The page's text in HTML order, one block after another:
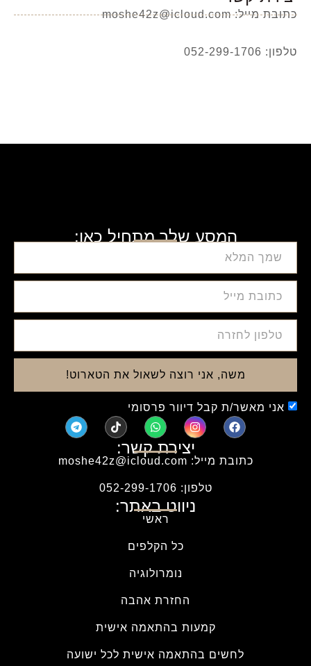
כתובת מייל: moshe42z@icloud.com
טלפון: 052-299-1706
ניווט באתר:
ראשי
כל הקלפים
נומרולוגיה
החזרת אהבה
קמעות בהתאמה אישית
לחשים בהתאמה אישית לכל ישועה
יצירת קשר:
כתובת מייל: moshe42z@icloud.com
טלפון: 052-299-1706
המסע שלך מתחיל כאן:
אני מאשר/ת קבל דיוור פרסומי
משה, אני רוצה לשאול את הטארוט!